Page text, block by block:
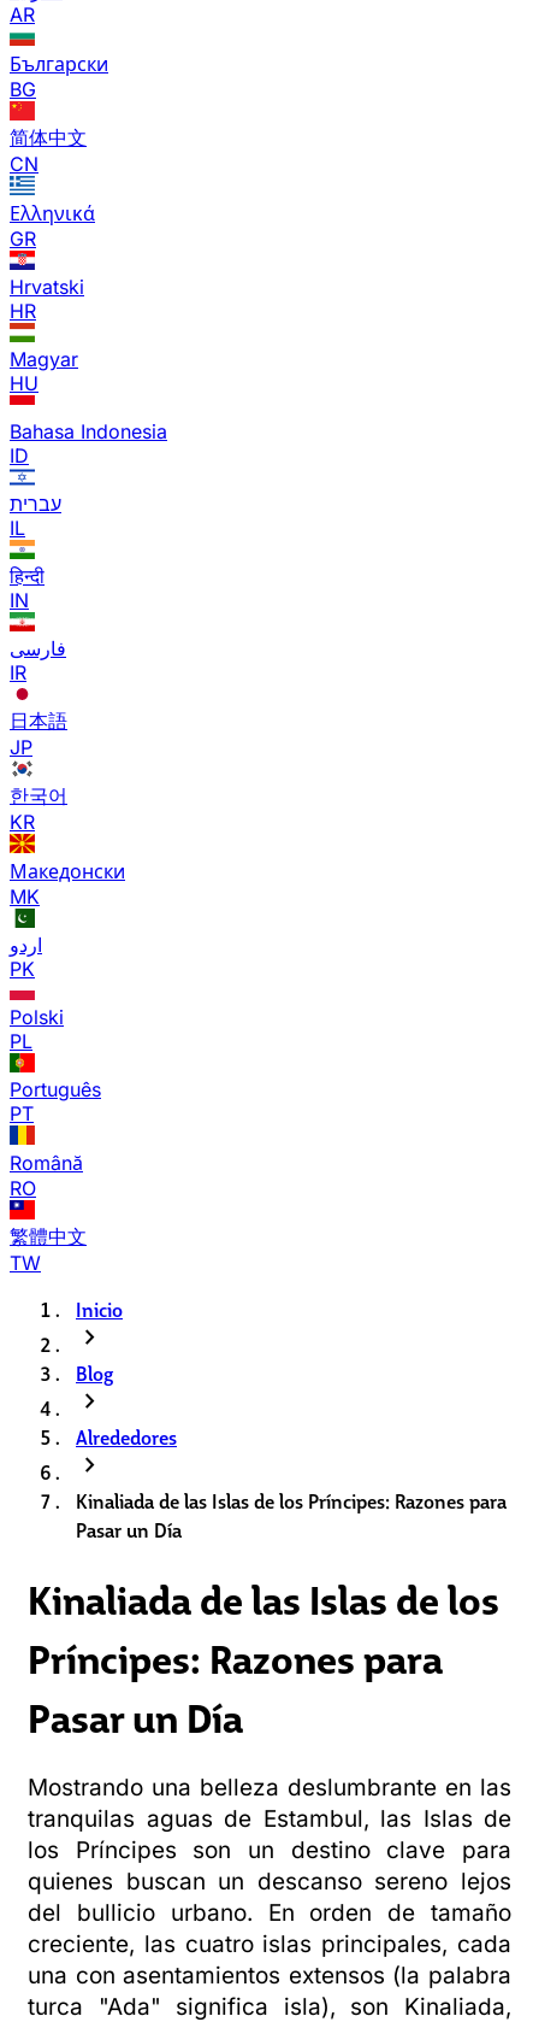
AR
Български
BG
简体中文
CN
Ελληνικά
GR
Hrvatski
HR
Magyar
HU
Bahasa Indonesia
ID
עברית
IL
हिन्दी
IN
فارسی
IR
日本語
JP
한국어
KR
Македонски
MK
اردو
PK
Polski
PL
Português
PT
Română
RO
繁體中文
TW
Inicio
chevron_right
Blog
chevron_right
Alrededores
chevron_right
Kinaliada de las Islas de los Príncipes: Razones para
Pasar un Día
Kinaliada de las Islas de los
Príncipes: Razones para
Pasar un Día
Mostrando una belleza deslumbrante en las
tranquilas aguas de Estambul, las Islas de
los Príncipes son un destino clave para
quienes buscan un descanso sereno lejos
del bullicio urbano. En orden de tamaño
creciente, las cuatro islas principales, cada
una con asentamientos extensos (la palabra
turca "Ada" significa isla), son Kinaliada,